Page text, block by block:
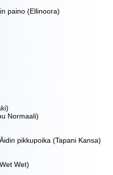
paino (Ellinoora)
Normaali)
pikkupoika (Tapani Kansa)
Wet)